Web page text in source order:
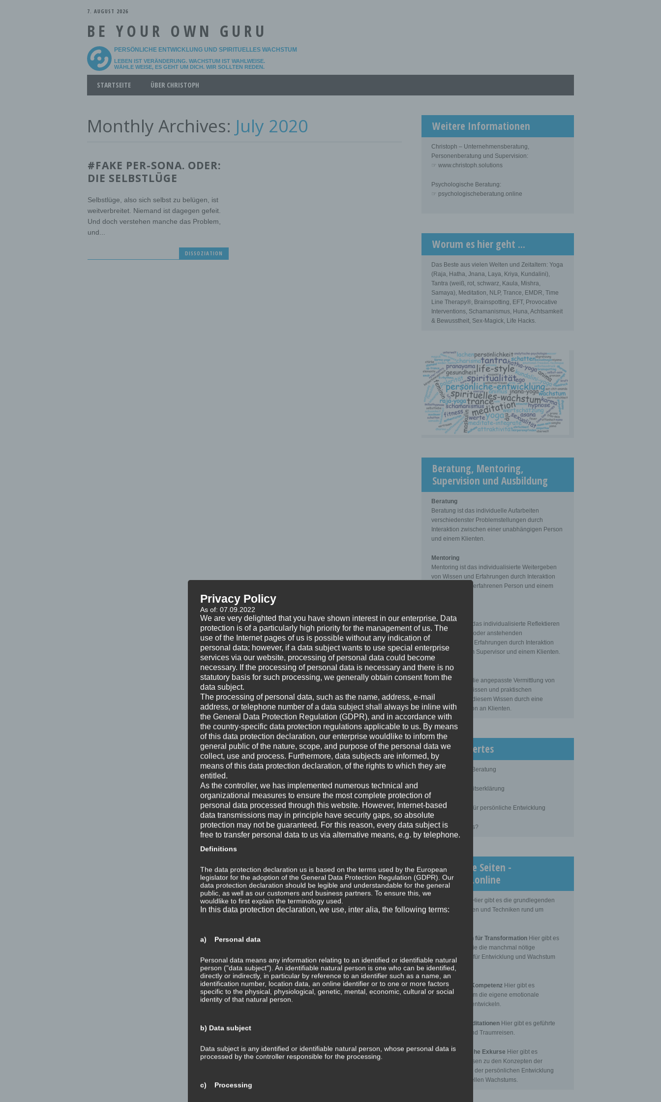
7. AUGUST 2026
BE YOUR OWN GURU
PERSÖNLICHE ENTWICKLUNG UND SPIRITUELLES WACHSTUM
LEBEN IST VERÄNDERUNG. WACHSTUM IST WAHLWEISE.
WÄHLE WEISE, ES GEHT UM DICH. WIR SOLLTEN REDEN.
Main menu
STARTSEITE ÜBER CHRISTOPH
Monthly Archives: July 2020
#FAKE PER-SONA. ODER:
DIE SELBSTLÜGE
Selbstlüge, also sich selbst zu belügen, ist
weitverbreitet. Niemand ist dagegen gefeit.
Und doch verstehen manche das Problem,
und...
DISSOZIATION
Weitere Informationen
Christoph – Unternehmensberatung,
Personenberatung und Supervision:
☞ www.christoph.solutions
Psychologische Beratung:
☞ psychologischeberatung.online
Worum es hier geht ...
Das Beste aus vielen Welten und Zeitaltern: Yoga
(Raja, Hatha, Jnana, Laya, Kriya, Kundalini),
Tantra (weiß, rot, schwarz, Kaula, Mishra,
Samaya), Meditation, NLP, Trance, EMDR, Time
Line Therapy®, Brainspotting, EFT, Provocative
Interventions, Schamanismus, Huna, Achtsamkeit
& Bewusstheit, Sex-Magick, Life Hacks.
Beratung, Mentoring,
Supervision und Ausbildung
Beratung
Beratung ist das individuelle Aufarbeiten
verschiedenster Problemstellungen durch
Interaktion zwischen einer unabhängigen Person
und einem Klienten.
Mentoring
Mentoring ist das individualisierte Weitergeben
von Wissen und Erfahrungen durch Interaktion
zwischen einer erfahrenen Person und einem
Supervision
Supervision ist das individualisierte Reflektieren
der gemachten oder anstehenden
professionellen Erfahrungen durch Interaktion
zwischen einem Supervisor und einem Klienten.
Ausbildung
Ausbildung ist die angepasste Vermittlung von
allgemeinem Wissen und praktischen
Fertigkeiten zu diesem Wissen durch eine
erfahrene Person an Klienten.
Wissenswertes
☞ Ablauf einer Beratung
☞ Vertraulichkeitserklärung
☞ Grundlagen für persönliche Entwicklung
☞ Was kostet es?
Wichtigste Seiten -
minimedi.online
Hier gibt es die grundlegenden
Wissenseinheiten und Techniken rund um
⇒ Meditationen für TransformationHier gibt es
Meditationen, die die manchmal nötige
Transformation für Entwicklung und Wachstum
anstoßen.
⇒ Emotionale KompetenzHier gibt es
Meditationen, um die eigene emotionale
Kompetenz zu entwickeln.
⇒ Geführte MeditationenHier gibt es geführte
Meditationen und Traumreisen.
⇒ Philosophische Exkurse Hier gibt es
Hintergrundwissen zu den Konzepten der
Transformation, der persönlichen Entwicklung
und des spirituellen Wachstums.
Privacy Policy
As of: 07.09.2022
We are very delighted that you have shown interest in our enterprise. Data
protection is of a particularly high priority for the management of us. The
use of the Internet pages of us is possible without any indication of
personal data; however, if a data subject wants to use special enterprise
services via our website, processing of personal data could become
necessary. If the processing of personal data is necessary and there is no
statutory basis for such processing, we generally obtain consent from the
data subject.
The processing of personal data, such as the name, address, e-mail
address, or telephone number of a data subject shall always be inline with
the General Data Protection Regulation (GDPR), and in accordance with
the country-specific data protection regulations applicable to us. By means
of this data protection declaration, our enterprise wouldlike to inform the
general public of the nature, scope, and purpose of the personal data we
collect, use and process. Furthermore, data subjects are informed, by
means of this data protection declaration, of the rights to which they are
entitled.
As the controller, we has implemented numerous technical and
organizational measures to ensure the most complete protection of
personal data processed through this website. However, Internet-based
data transmissions may in principle have security gaps, so absolute
protection may not be guaranteed. For this reason, every data subject is
free to transfer personal data to us via alternative means, e.g. by telephone.
Definitions
The data protection declaration us is based on the terms used by the European
legislator for the adoption of the General Data Protection Regulation (GDPR). Our
data protection declaration should be legible and understandable for the general
public, as well as our customers and business partners. To ensure this, we
wouldlike to first explain the terminology used.
In this data protection declaration, we use, inter alia, the following terms:
a) Personal data
Personal data means any information relating to an identified or identifiable natural
person ("data subject"). An identifiable natural person is one who can be identified,
directly or indirectly, in particular by reference to an identifier such as a name, an
identification number, location data, an online identifier or to one or more factors
specific to the physical, physiological, genetic, mental, economic, cultural or social
identity of that natural person.
b) Data subject
Data subject is any identified or identifiable natural person, whose personal data is
processed by the controller responsible for the processing.
c) Processing